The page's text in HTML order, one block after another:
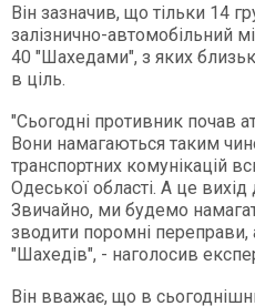
Він зазначив, що тільки 14
залізнично-автомобільний
40 "Шахедами", з яких
в ціль.
"Сьогодні противник почав
Вони намагаються таким
транспортних комунікацій
Одеської області. А це вихід
Звичайно, ми будемо
зводити поромні переправи,
"Шахедів", - наголосив
Він вважає, що в